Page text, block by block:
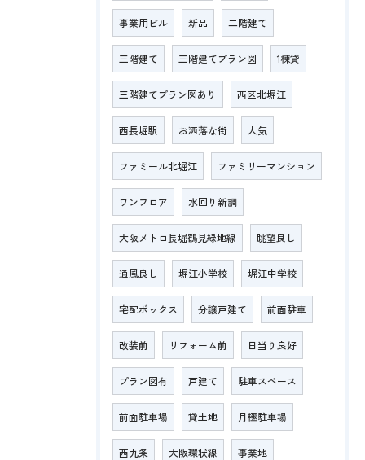
事業用ビル 新品 二階建て
三階建て 三階建てプラン図 1棟貸
三階建てプラン図あり 西区北堀江
西長堀駅 お洒落な街 人気
ファミール北堀江 ファミリーマンション
ワンフロア 水回り新調
大阪メトロ長堀鶴見緑地線 眺望良し
通風良し 堀江小学校 堀江中学校
宅配ボックス 分譲戸建て 前面駐車
改装前 リフォーム前 日当り良好
プラン図有 戸建て 駐車スペース
前面駐車場 貸土地 月極駐車場
西九条 大阪環状線 事業地